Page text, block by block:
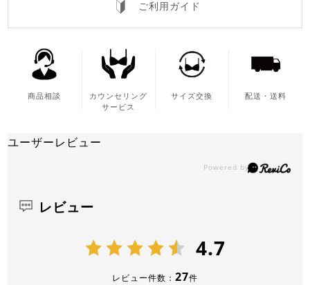
ご利用ガイド
商品相談
カウンセリング
サービス
サイズ交換 配送・送料
ユーザーレビュー
レビュー
4.7
レビュー件数： 27件